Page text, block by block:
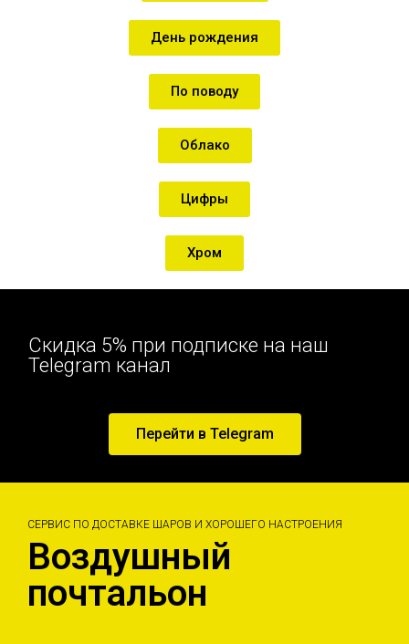
День рождения
По поводу
Облако
Цифры
Хром
Скидка 5% при подписке на наш
Telegram канал
Перейти в Telegram
СЕРВИС ПО ДОСТАВКЕ ШАРОВ И ХОРОШЕГО НАСТРОЕНИЯ
Воздушный
почтальон